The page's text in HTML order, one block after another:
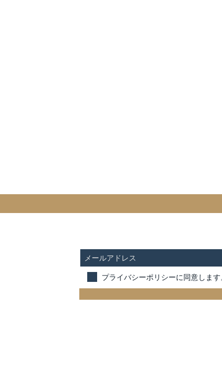
プライバシーポリシーに同意しま